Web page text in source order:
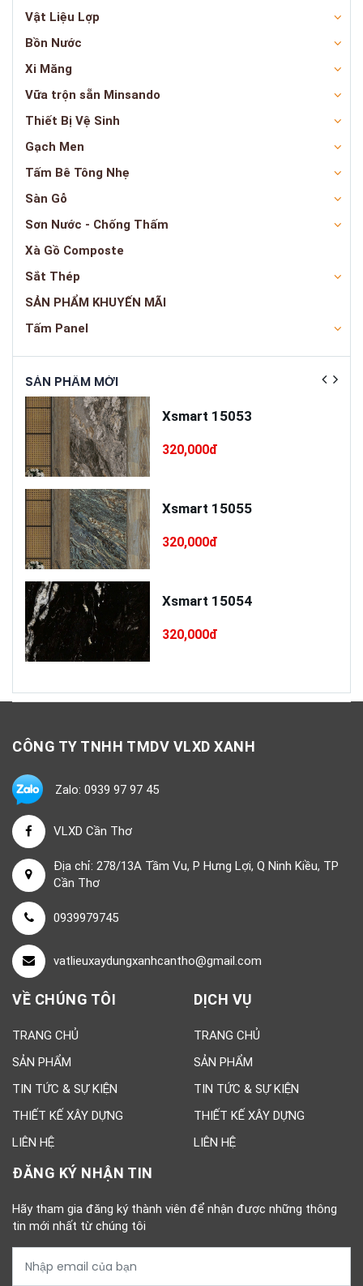
Vật Liệu Lợp
Bồn Nước
Xi Măng
Vữa trộn sẵn Minsando
Thiết Bị Vệ Sinh
Gạch Men
Tấm Bê Tông Nhẹ
Sàn Gỗ
Sơn Nước - Chống Thấm
Xà Gồ Composte
Sắt Thép
SẢN PHẨM KHUYẾN MÃI
Tấm Panel
SẢN PHẨM MỚI
Xsmart 15053
320,000đ
Xsmart 15055
320,000đ
Xsmart 15054
320,000đ
CÔNG TY TNHH TMDV VLXD XANH
Zalo: 0939 97 97 45
VLXD Cần Thơ
Địa chỉ: 278/13A Tầm Vu, P Hưng Lợi, Q Ninh Kiều, TP
Cần Thơ
0939979745
vatlieuxaydungxanhcantho@gmail.com
VỀ CHÚNG TÔI
TRANG CHỦ
SẢN PHẨM
TIN TỨC & SỰ KIỆN
THIẾT KẾ XÂY DỰNG
LIÊN HỆ
DỊCH VỤ
TRANG CHỦ
SẢN PHẨM
TIN TỨC & SỰ KIỆN
THIẾT KẾ XÂY DỰNG
LIÊN HỆ
ĐĂNG KÝ NHẬN TIN
Hãy tham gia đăng ký thành viên để nhận được những thông
tin mới nhất từ chúng tôi